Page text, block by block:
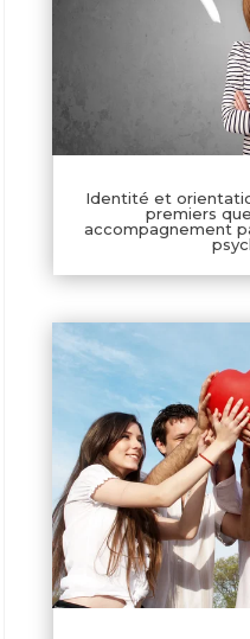
Identité et
premiers
accompagnement